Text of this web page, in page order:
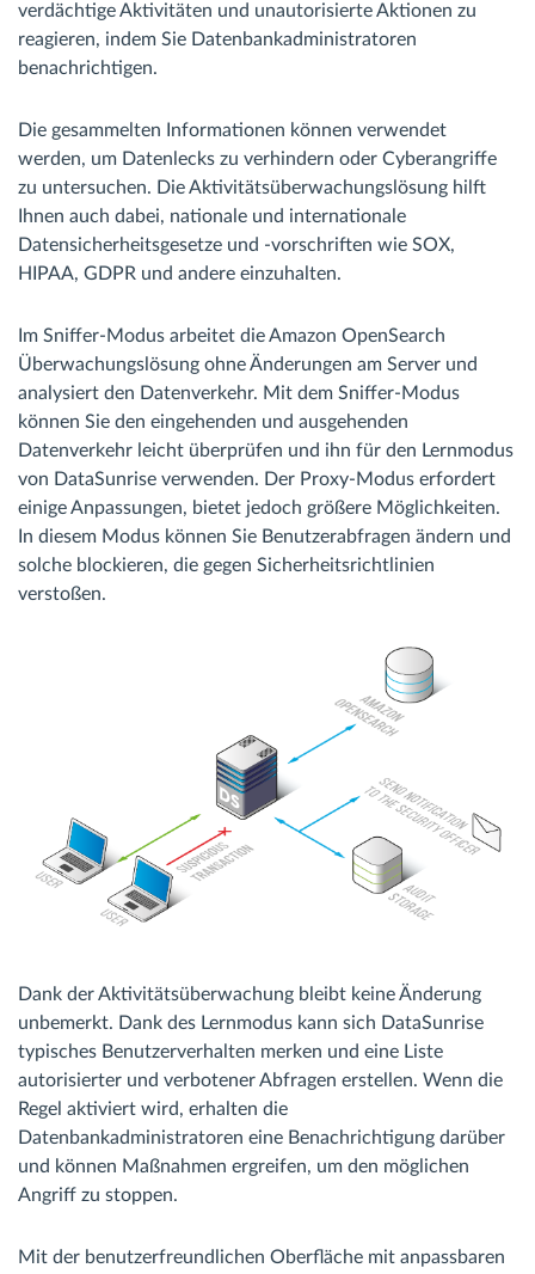
verdächtige Aktivitäten und unautorisierte Aktionen zu
reagieren, indem Sie Datenbankadministratoren
benachrichtigen.
Die gesammelten Informationen können verwendet
werden, um Datenlecks zu verhindern oder Cyberangriffe
zu untersuchen. Die Aktivitätsüberwachungslösung hilft
Ihnen auch dabei, nationale und internationale
Datensicherheitsgesetze und -vorschriften wie SOX,
HIPAA, GDPR und andere einzuhalten.
Im Sniffer-Modus arbeitet die Amazon OpenSearch
Überwachungslösung ohne Änderungen am Server und
analysiert den Datenverkehr. Mit dem Sniffer-Modus
können Sie den eingehenden und ausgehenden
Datenverkehr leicht überprüfen und ihn für den Lernmodus
von DataSunrise verwenden. Der Proxy-Modus erfordert
einige Anpassungen, bietet jedoch größere Möglichkeiten.
In diesem Modus können Sie Benutzerabfragen ändern und
solche blockieren, die gegen Sicherheitsrichtlinien
verstoßen.
Dank der Aktivitätsüberwachung bleibt keine Änderung
unbemerkt. Dank des Lernmodus kann sich DataSunrise
typisches Benutzerverhalten merken und eine Liste
autorisierter und verbotener Abfragen erstellen. Wenn die
Regel aktiviert wird, erhalten die
Datenbankadministratoren eine Benachrichtigung darüber
und können Maßnahmen ergreifen, um den möglichen
Angriff zu stoppen.
Mit der benutzerfreundlichen Oberfläche mit anpassbaren